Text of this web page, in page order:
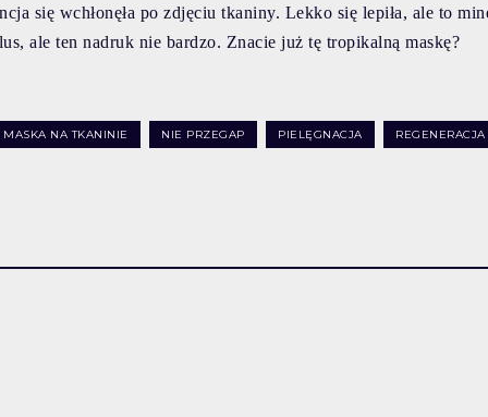
się wchłonęła po zdjęciu tkaniny. Lekko się lepiła, ale to
ale ten nadruk nie bardzo. Znacie już tę tropikalną maskę?
MASKA NA TKANINIE NIE PRZEGAP PIELĘGNACJA REGENERACJA